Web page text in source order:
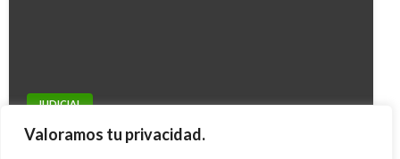
Valoramos tu privacidad.
JUDICIAL
Crimen de Luigi Colmenares: Carlos Cárdenas